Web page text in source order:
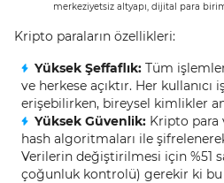
merkeziyetsiz altyapı, dijital para
Kripto paraların özellikleri:
Yüksek Şeffaflık: Tüm
ve herkese açıktır. Her
erişebilirken, bireysel kimlikler
Yüksek Güvenlik: Kripto para
hash algoritmaları ile
Verilerin değiştirilmesi için %51
çoğunluk kontrolü) gerekir ki bu